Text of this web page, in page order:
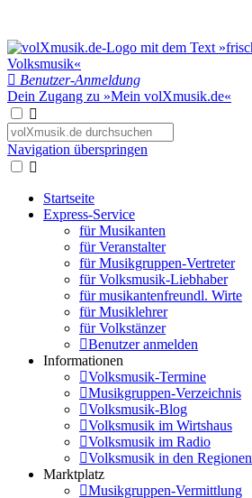
Benutzer-Anmeldung
Dein Zugang zu »Mein volXmusik.de«
Navigation überspringen
Startseite
Express-Service
für Musikanten
für Veranstalter
für Musikgruppen-Vertreter
für Volksmusik-Liebhaber
für musikantenfreundl. Wirte
für Musiklehrer
für Volkstänzer
Benutzer anmelden
Informationen
Volksmusik-Termine
Musikgruppen-Verzeichnis
Volksmusik-Blog
Volksmusik im Wirtshaus
Volksmusik im Radio
Volksmusik in den Regionen
Marktplatz
Musikgruppen-Vermittlung